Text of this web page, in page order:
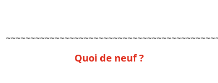
Quoi de neuf ?